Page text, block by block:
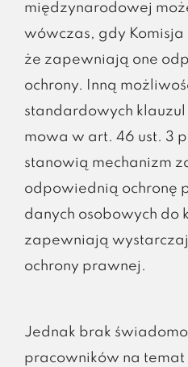
międzynarodowej
wówczas, gdy
że zapewniają one
ochrony. Inną
standardowych
mowa w art. 46 ust. 3
stanowią mechanizm
odpowiednią ochronę
danych osobowych do
zapewniają
ochrony prawnej.
Jednak brak
pracowników na